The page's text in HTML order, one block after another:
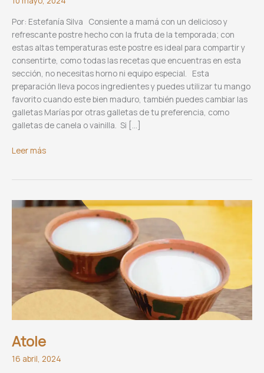
Por: Estefanía Silva Consiente a mamá con un delicioso y
refrescante postre hecho con la fruta de la temporada; con
estas altas temperaturas este postre es ideal para compartir y
consentirte, como todas las recetas que encuentras en esta
sección, no necesitas horno ni equipo especial. Esta
preparación lleva pocos ingredientes y puedes utilizar tu mango
favorito cuando este bien maduro, también puedes cambiar las
galletas Marías por otras galletas de tu preferencia, como
galletas de canela o vainilla. Si […]
Pastel
Leer más
Atole
16 abril, 2024